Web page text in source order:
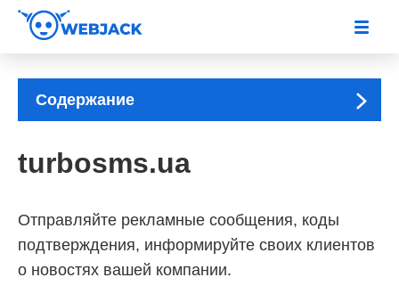
Содержание
turbosms.ua
Отправляйте рекламные сообщения, коды
подтверждения, информируйте своих клиентов
о новостях вашей компании.